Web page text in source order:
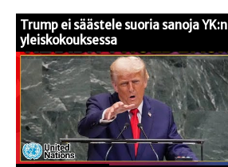
Trump ei säästele suoria sanoja YK:n
yleiskokouksessa